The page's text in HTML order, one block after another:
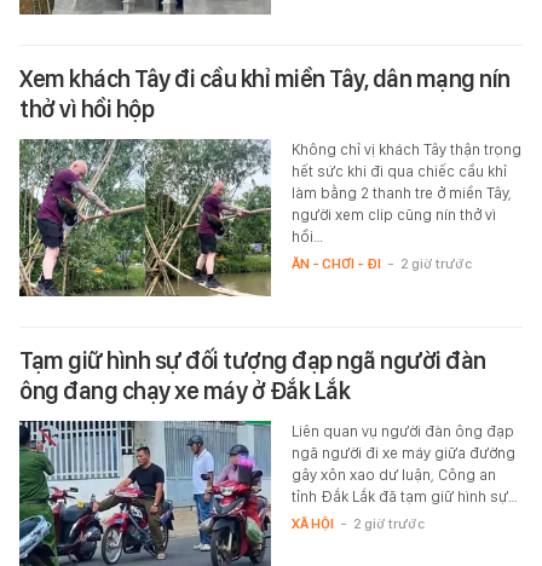
Xem khách Tây đi cầu khỉ miền Tây, dân mạng nín
thở vì hồi hộp
Không chỉ vị khách Tây thận trọng
hết sức khi đi qua chiếc cầu khỉ
làm bằng 2 thanh tre ở miền Tây,
người xem clip cũng nín thở vì
hồi…
ĂN - CHƠI - ĐI - 2 giờ trước
Tạm giữ hình sự đối tượng đạp ngã người đàn
ông đang chạy xe máy ở Đắk Lắk
Liên quan vụ người đàn ông đạp
ngã người đi xe máy giữa đường
gây xôn xao dư luận, Công an
tỉnh Đắk Lắk đã tạm giữ hình sự…
XÃ HỘI - 2 giờ trước